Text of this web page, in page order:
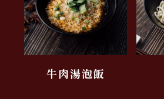
牛肉湯泡飯